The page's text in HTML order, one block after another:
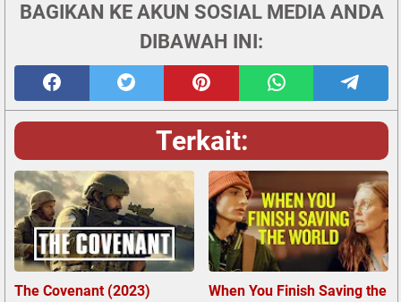
BAGIKAN KE AKUN SOSIAL MEDIA ANDA
DIBAWAH INI:
Terkait:
The Covenant (2023)
When You Finish Saving the